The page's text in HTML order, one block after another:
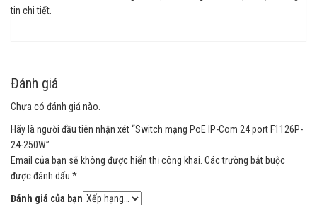
tin chi tiết.
Đánh giá
Chưa có đánh giá nào.
Hãy là người đầu tiên nhận xét “Switch mạng PoE IP-Com 24 port F1126P-
24-250W”
Email của bạn sẽ không được hiển thị công khai. Các trường bắt buộc
được đánh dấu *
Đánh giá của bạn